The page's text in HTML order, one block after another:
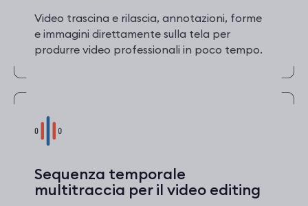
Video trascina e rilascia, annotazioni, forme
e immagini direttamente sulla tela per
produrre video professionali in poco tempo.
Sequenza temporale
multitraccia per il video editing